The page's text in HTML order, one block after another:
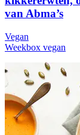
van Abma’s
Vegan
Weekbox vegan